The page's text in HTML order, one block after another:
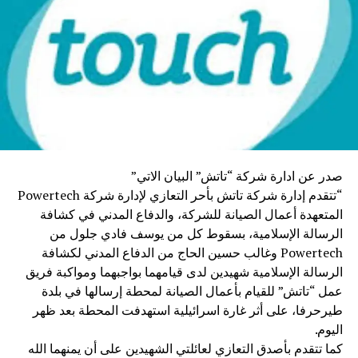
الصغيرة والمتاجر تحت اسم “Wink Business”، ونعمل على
تطوير خدمة جديدة في المستقبل القريب متعلقة بالقروض تحت
اسم “Wink Lending”.
لذلك، من خلال استخدام هذا التطبيق، سيتمكن المستهلك من
استعادة ثقته تدريجيًا والتعامل مع المصرف خطوة بخطوة، إلى
حين إصدار الدولة قوانين جديدة تضمن حماية ودائعه واسترجاعها
.
4– بماذا تختلف خدمتكم عما تقدمه بقية البنوك على هذا الصعيد؟
خدمتنا “Wink Neo
”هي عبارة عن مصرف رقمي مستقل له
بنيته و له زبائنه
الخاصة و مصممة لتلبية احتياجات جميع فئات الناس ومختلف
أعمالهم دون التقيد بحدود أو متطلبات مصرفية تقليدية . أما باقي
المصارف، فقد استخدموا الاسم ذاته Neo bank، لكنه في الواقع
عبارة عن تطبيق يتيح لعملاء البنك فتح حساب وإدارته عبر
صدر عن ادارة شركة “تاتش” البيان الاتي”
“تتقدم إدارة شركة تاتش بأحر التعازي لإدارة شركة Powertech
المتعهدة أعمال الصيانة للشركة، والدفاع المدني في كشافة
الرسالة الإسلامية، بسقوط كل من يوسف فادي جلول من
Powertech وغالب حسين الحاج من الدفاع المدني لكشافة
الرسالة الإسلامية شهيدين لدى قيامهما بواجبهما ومواكبة فريق
عمل “تاتش” للقيام بأعمال الصيانة لمحطة إرسالها في بلدة
طيرحرفا، على أثر غارة اسرائيلية استهدفت المحطة بعد ظهر
اليوم.
كما تتقدم بأصدق التعازي لعائلتي الشهيدين على أن يمنهما الله